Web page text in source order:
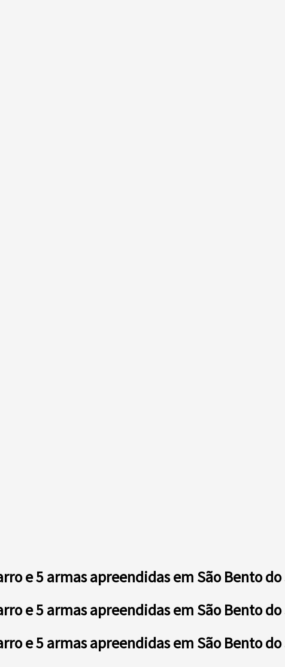
e 5 armas apreendidas em São Bento do
e 5 armas apreendidas em São Bento do
e 5 armas apreendidas em São Bento do